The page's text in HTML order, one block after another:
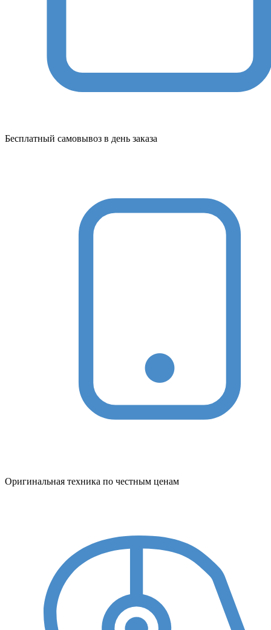
Бесплатный самовывоз в день заказа
Оригинальная техника по честным ценам